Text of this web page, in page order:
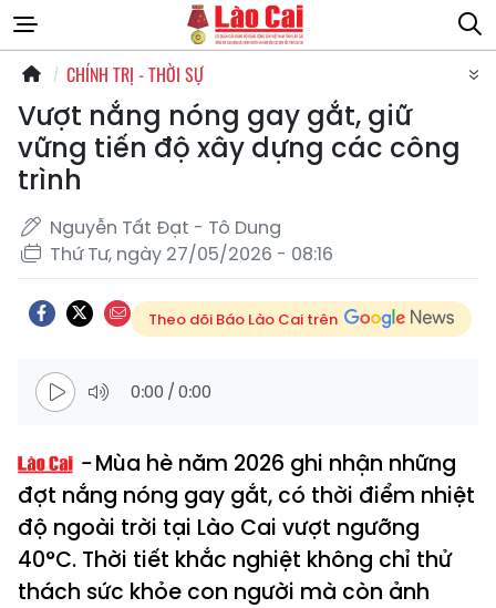
CHÍNH TRỊ - THỜI SỰ
Vượt nắng nóng gay gắt, giữ
vững tiến độ xây dựng các công
trình
Nguyễn Tất Đạt - Tô Dung
Thứ Tư, ngày 27/05/2026 - 08:16
Theo dõi Báo Lào Cai trên
0:00 /0:00
Mùa hè năm 2026 ghi nhận những
đợt nắng nóng gay gắt, có thời điểm nhiệt
độ ngoài trời tại Lào Cai vượt ngưỡng
40°C. Thời tiết khắc nghiệt không chỉ thử
thách sức khỏe con người mà còn ảnh